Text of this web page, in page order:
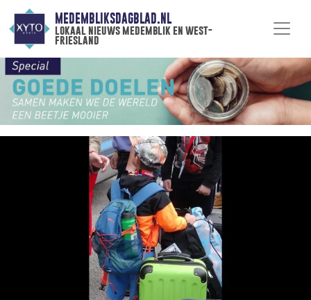
MEDEMBLIKSDAGBLAD.NL
lokaal nieuws medemblik en west-
friesland